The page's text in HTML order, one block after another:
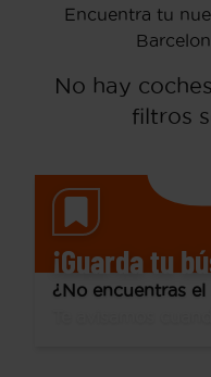
Encuentra tu
No hay
filtros
¡Guarda tu
¿No encuentras